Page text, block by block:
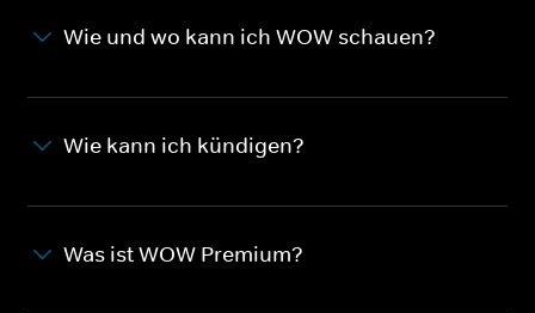
Wie und wo kann ich WOW schauen?
Wie kann ich kündigen?
Was ist WOW Premium?